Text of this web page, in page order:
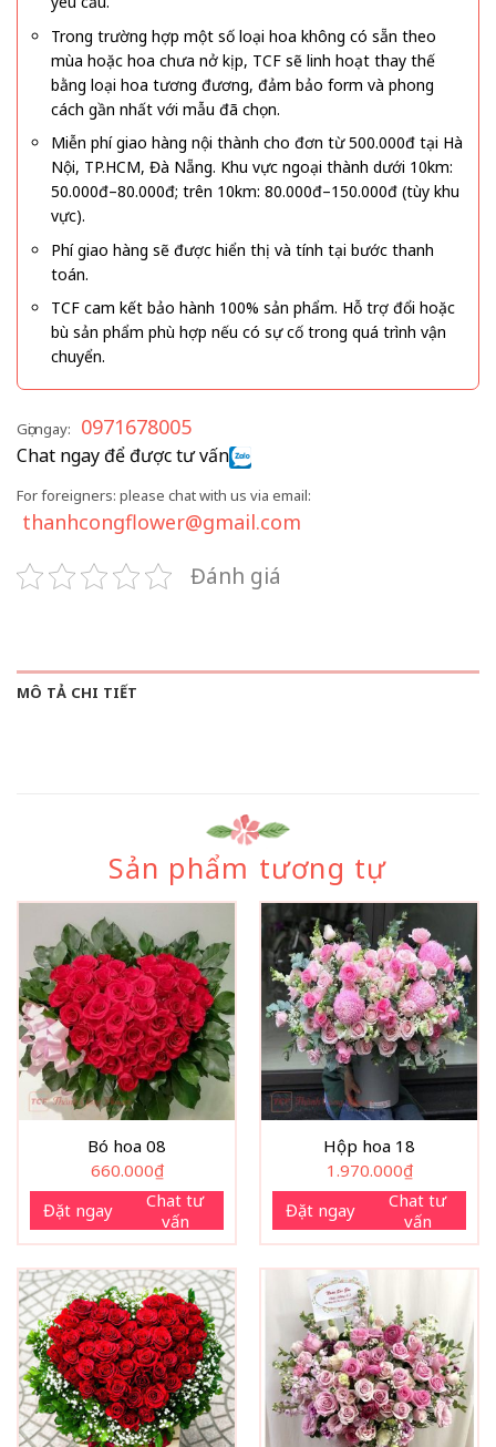
Trong trường hợp một số loại hoa không có sẵn theo
mùa hoặc hoa chưa nở kịp, TCF sẽ linh hoạt thay thế
bằng loại hoa tương đương, đảm bảo form và phong
cách gần nhất với mẫu đã chọn.
Miễn phí giao hàng nội thành cho đơn từ 500.000đ tại Hà
Nội, TP.HCM, Đà Nẵng. Khu vực ngoại thành dưới 10km:
50.000đ–80.000đ; trên 10km: 80.000đ–150.000đ (tùy khu
vực).
Phí giao hàng sẽ được hiển thị và tính tại bước thanh
toán.
TCF cam kết bảo hành 100% sản phẩm. Hỗ trợ đổi hoặc
bù sản phẩm phù hợp nếu có sự cố trong quá trình vận
chuyển.
Gọi ngay: 0971678005
Chat ngay để được tư vấn
For foreigners: please chat with us via email:
thanhcongflower@gmail.com
Đánh giá
MÔ TẢ CHI TIẾT
Sản phẩm tương tự
Bó hoa 08
660.000₫
Đặt ngay
Chat tư
vấn
Hộp hoa 18
1.970.000₫
Đặt ngay
Chat tư
vấn